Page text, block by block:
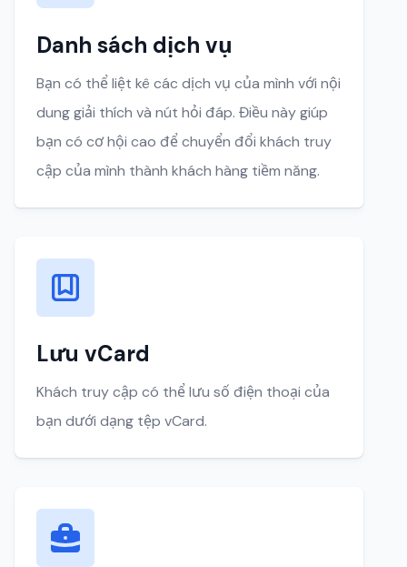
Danh sách dịch vụ
Bạn có thể liệt kê các dịch vụ của mình với nội
dung giải thích và nút hỏi đáp. Điều này giúp
bạn có cơ hội cao để chuyển đổi khách truy
cập của mình thành khách hàng tiềm năng.
Lưu vCard
Khách truy cập có thể lưu số điện thoại của
bạn dưới dạng tệp vCard.